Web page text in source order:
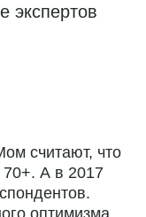
экспертов
считают, что
70+. А в 2017
оптимизма